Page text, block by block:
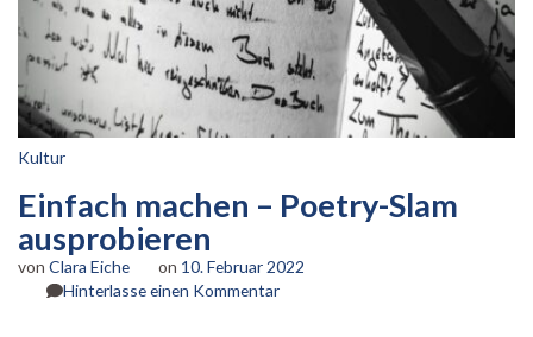
Kultur
Einfach machen – Poetry-Slam
ausprobieren
von Clara Eiche on 10. Februar 2022
Hinterlasse einen Kommentarzu